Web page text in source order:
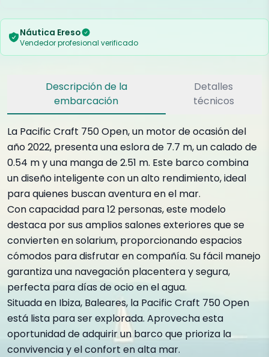
Náutica Ereso
Vendedor profesional verificado
Descripción de la
embarcación
Detalles
técnicos
La Pacific Craft 750 Open, un motor de ocasión del
año 2022, presenta una eslora de 7.7 m, un calado de
0.54 m y una manga de 2.51 m. Este barco combina
un diseño inteligente con un alto rendimiento, ideal
para quienes buscan aventura en el mar.
Con capacidad para 12 personas, este modelo
destaca por sus amplios salones exteriores que se
convierten en solarium, proporcionando espacios
cómodos para disfrutar en compañía. Su fácil manejo
garantiza una navegación placentera y segura,
perfecta para días de ocio en el agua.
Situada en Ibiza, Baleares, la Pacific Craft 750 Open
está lista para ser explorada. Aprovecha esta
oportunidad de adquirir un barco que prioriza la
convivencia y el confort en alta mar.